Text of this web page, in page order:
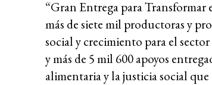
“Gran Entrega para
más de siete mil productoras y
social y crecimiento para el
y más de 5 mil 600 apoyos
alimentaria y la justicia social